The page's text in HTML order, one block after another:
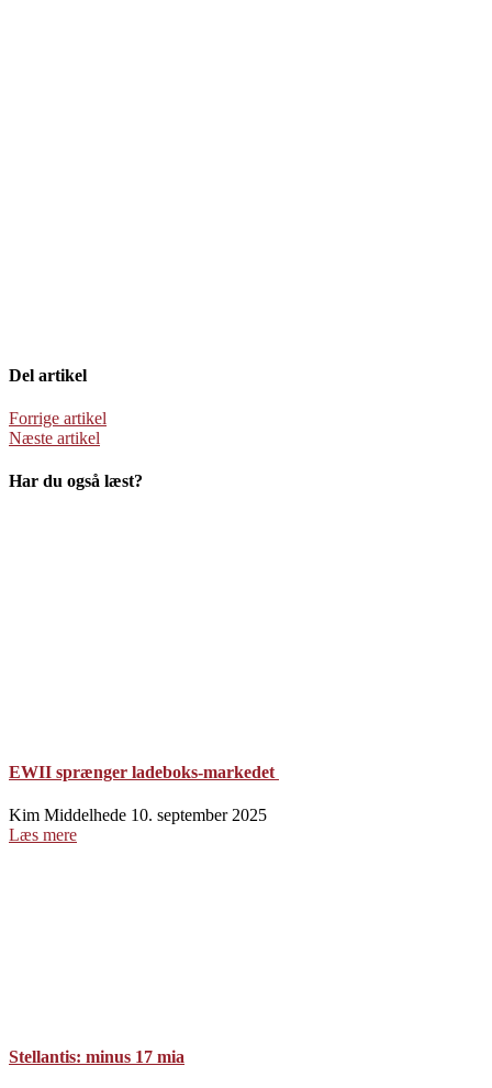
Del artikel
Forrige artikel
Næste artikel
Har du også læst?
EWII sprænger ladeboks-markedet
Kim Middelhede 10. september 2025
Læs mere
Stellantis: minus 17 mia